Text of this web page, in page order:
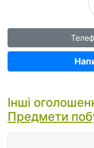
Інші
Предмети